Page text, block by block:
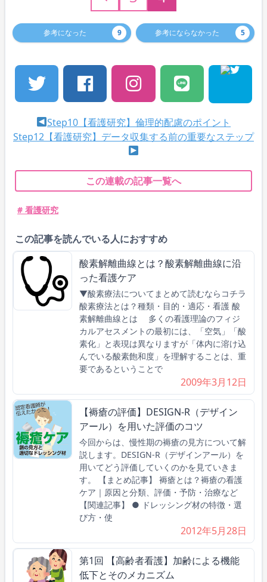
参考になった 9 参考にならなかった 5
Step10【看護研究】倫理的配慮のポイント
Step12【看護研究】データ収集する前の重要なステップ
この連載の記事一覧へ
# 看護研究
この記事を読んでいる人におすすめ
酸素解離曲線とは？酸素解離曲線に沿
った看護ケア
▼酸素療法についてまとめて読むならコチラ
酸素療法とは？種類・目的・適応・看護 酸
素解離曲線とは 多くの看護理論のフィジ
カルアセスメントの最初には、「空気」「酸
素化」と表現は異なりますが「体内に溶け込
んでいる酸素飽和度」を理解することは、重
要であるということで
2009年3月12日
【褥瘡の評価】DESIGN-R（デザイン
アール）を用いた評価のコツ
今回からは、慢性期の褥瘡の見方について解
説します。DESIGN-R（デザインアール）を
用いてどう評価していくのかを見ていきま
す。 【まとめ記事】 褥瘡とは？褥瘡の看護
ケア｜原因と分類、評価・予防・治療など
【関連記事】 ● ドレッシング材の特徴・選
び方・使
2012年5月28日
第1回 【高齢者看護】加齢による機能
低下とそのメカニズム